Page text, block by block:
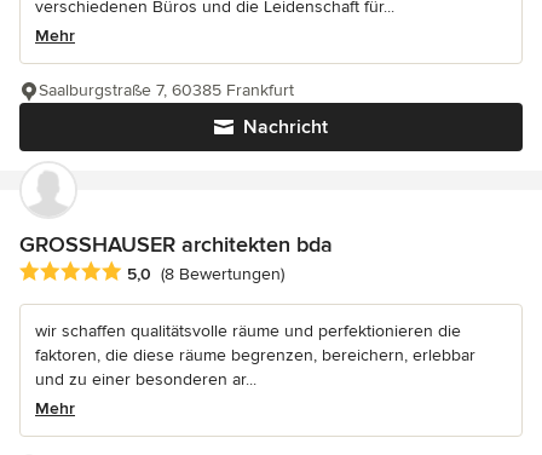
verschiedenen Büros und die Leidenschaft für...
Mehr
Nachricht
Saalburgstraße 7, 60385 Frankfurt
GROSSHAUSER architekten bda
Durchschnittliche Bewertung: 5 von 5 Sternen
5,0 (8 Bewertungen)
wir schaffen qualitätsvolle räume und perfektionieren die
faktoren, die diese räume begrenzen, bereichern, erlebbar
und zu einer besonderen ar...
Mehr